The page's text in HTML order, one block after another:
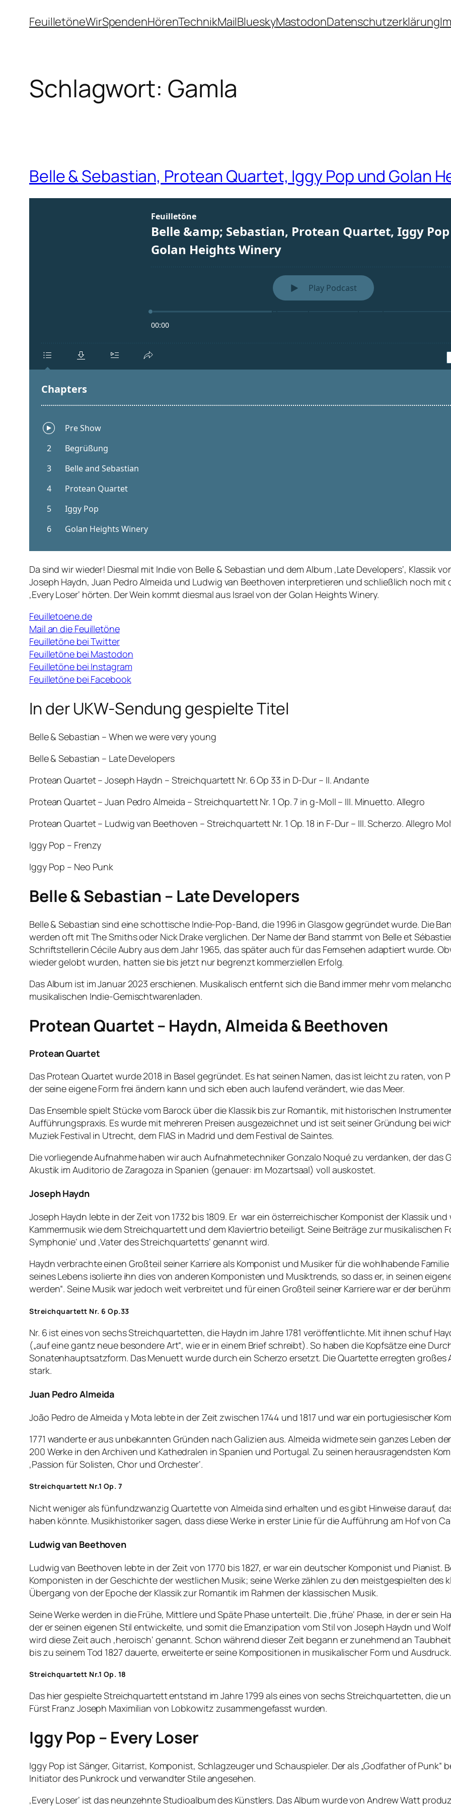
InhaltFeuilletöneWirSpendenHörenTechnikMailBlueskyMastodonDatenschutzerklärung
Schlagwort: Gamla
Belle & Sebastian, Protean Quartet, Iggy Pop und Golan
Da sind wir wieder! Diesmal mit Indie von Belle & Sebastian und dem Album ‚Late Developers‘, Klassik
Joseph Haydn, Juan Pedro Almeida und Ludwig van Beethoven interpretieren und schließlich noch mit
‚Every Loser‘ hörten. Der Wein kommt diesmal aus Israel von der Golan Heights Winery.
Feuilletoene.de
Mail an die Feuilletöne
Feuilletöne bei Twitter
Feuilletöne bei Mastodon
Feuilletöne bei Instagram
Feuilletöne bei Facebook
In der UKW-Sendung gespielte Titel
Belle & Sebastian – When we were very young
Belle & Sebastian – Late Developers
Protean Quartet – Joseph Haydn – Streichquartett Nr. 6 Op 33 in D-Dur – II. Andante
Protean Quartet – Juan Pedro Almeida – Streichquartett Nr. 1 Op. 7 in g-Moll – III. Minuetto. Allegro
Protean Quartet – Ludwig van Beethoven – Streichquartett Nr. 1 Op. 18 in F-Dur – III. Scherzo. Allegro
Iggy Pop – Frenzy
Iggy Pop – Neo Punk
Belle & Sebastian – Late Developers
Belle & Sebastian sind eine schottische Indie-Pop-Band, die 1996 in Glasgow gegründet wurde. Die
werden oft mit The Smiths oder Nick Drake verglichen. Der Name der Band stammt von Belle et
Schriftstellerin Cécile Aubry aus dem Jahr 1965, das später auch für das Fernsehen adaptiert wurde.
wieder gelobt wurden, hatten sie bis jetzt nur begrenzt kommerziellen Erfolg.
Das Album ist im Januar 2023 erschienen. Musikalisch entfernt sich die Band immer mehr vom
musikalischen Indie-Gemischtwarenladen.
Protean Quartet – Haydn, Almeida & Beethoven
Protean Quartet
Das Protean Quartet wurde 2018 in Basel gegründet. Es hat seinen Namen, das ist leicht zu raten,
der seine eigene Form frei ändern kann und sich eben auch laufend verändert, wie das Meer.
Das Ensemble spielt Stücke vom Barock über die Klassik bis zur Romantik, mit historischen
Aufführungspraxis. Es wurde mit mehreren Preisen ausgezeichnet und ist seit seiner Gründung bei
Muziek Festival in Utrecht, dem FIAS in Madrid und dem Festival de Saintes.
Die vorliegende Aufnahme haben wir auch Aufnahmetechniker Gonzalo Noqué zu verdanken, der
Akustik im Auditorio de Zaragoza in Spanien (genauer: im Mozartsaal) voll auskostet.
Joseph Haydn
Joseph Haydn lebte in der Zeit von 1732 bis 1809. Er war ein österreichischer Komponist der Klassik
Kammermusik wie dem Streichquartett und dem Klaviertrio beteiligt. Seine Beiträge zur musikalischen
Symphonie‘ und ‚Vater des Streichquartetts‘ genannt wird.
Haydn verbrachte einen Großteil seiner Karriere als Komponist und Musiker für die wohlhabende
seines Lebens isolierte ihn dies von anderen Komponisten und Musiktrends, so dass er, in seinen
werden“. Seine Musik war jedoch weit verbreitet und für einen Großteil seiner Karriere war er der
Streichquartett Nr. 6 Op.33
Nr. 6 ist eines von sechs Streichquartetten, die Haydn im Jahre 1781 veröffentlichte. Mit ihnen schuf
(„auf eine gantz neue besondere Art“, wie er in einem Brief schreibt). So haben die Kopfsätze eine
Sonatenhauptsatzform. Das Menuett wurde durch ein Scherzo ersetzt. Die Quartette erregten
stark.
Juan Pedro Almeida
João Pedro de Almeida y Mota lebte in der Zeit zwischen 1744 und 1817 und war ein portugiesischer
1771 wanderte er aus unbekannten Gründen nach Galizien aus. Almeida widmete sein ganzes Leben
200 Werke in den Archiven und Kathedralen in Spanien und Portugal. Zu seinen herausragendsten
‚Passion für Solisten, Chor und Orchester‘.
Streichquartett Nr.1 Op. 7
Nicht weniger als fünfundzwanzig Quartette von Almeida sind erhalten und es gibt Hinweise darauf,
haben könnte. Musikhistoriker sagen, dass diese Werke in erster Linie für die Aufführung am Hof von
Ludwig van Beethoven
Ludwig van Beethoven lebte in der Zeit von 1770 bis 1827, er war ein deutscher Komponist und
Komponisten in der Geschichte der westlichen Musik; seine Werke zählen zu den meistgespielten des
Übergang von der Epoche der Klassik zur Romantik im Rahmen der klassischen Musik.
Seine Werke werden in die Frühe, Mittlere und Späte Phase unterteilt. Die ‚frühe‘ Phase, in der er sein
der er seinen eigenen Stil entwickelte, und somit die Emanzipation vom Stil von Joseph Haydn und
wird diese Zeit auch ‚heroisch‘ genannt. Schon während dieser Zeit begann er zunehmend an Taubheit
bis zu seinem Tod 1827 dauerte, erweiterte er seine Kompositionen in musikalischer Form und Ausdruck.
Streichquartett Nr.1 Op. 18
Das hier gespielte Streichquartett entstand im Jahre 1799 als eines von sechs Streichquartetten, die
Fürst Franz Joseph Maximilian von Lobkowitz zusammengefasst wurden.
Iggy Pop – Every Loser
Iggy Pop ist Sänger, Gitarrist, Komponist, Schlagzeuger und Schauspieler. Der als „Godfather of
Initiator des Punkrock und verwandter Stile angesehen.
‚Every Loser‘ ist das neunzehnte Studioalbum des Künstlers. Das Album wurde von Andrew Watt